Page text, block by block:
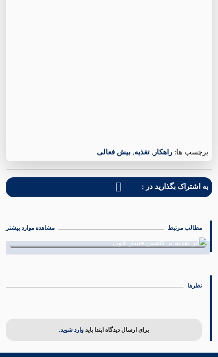
برچسب ها: راهکار ,تغذیه, بیش فعالی
به اشتراک بگذارید در :
مطالب مرتبط مشاهده موارد بیشتر
نظرها
برای ارسال دیدگاه ابتدا باید وارد شوید.